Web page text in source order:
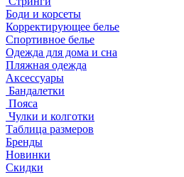
Боди и корсеты
Корректирующее белье
Спортивное белье
Одежда для дома и сна
Пляжная одежда
Аксессуары
Бандалетки
Пояса
Чулки и колготки
Таблица размеров
Бренды
Новинки
Скидки